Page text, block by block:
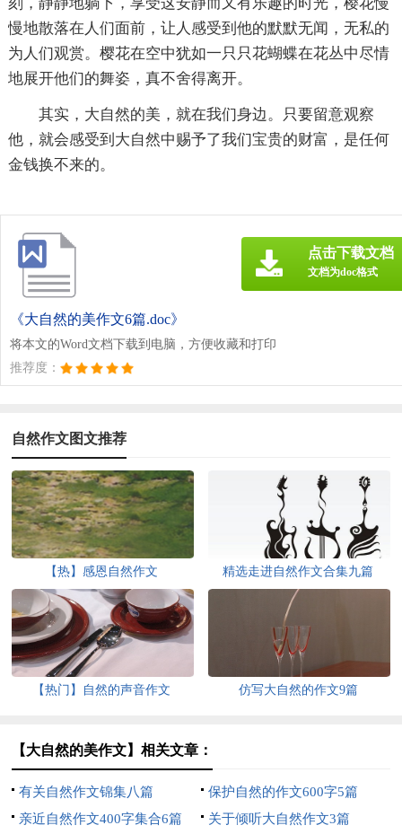
慢地散落在人们面前，让人感受到他的默默无闻，无私的
为人们观赏。樱花在空中犹如一只只花蝴蝶在花丛中尽情
地展开他们的舞姿，真不舍得离开。
其实，大自然的美，就在我们身边。只要留意观察
他，就会感受到大自然中赐予了我们宝贵的财富，是任何
金钱换不来的。
《大自然的美作文6篇.doc》
将本文的Word文档下载到电脑，方便收藏和打印
推荐度：
点击下载文档
文档为doc格式
自然作文图文推荐
【热】感恩自然作文 精选走进自然作文合集九篇
【热门】自然的声音作文 仿写大自然的作文9篇
【大自然的美作文】相关文章：
有关自然作文锦集八篇
保护自然的作文600字5篇
亲近自然作文400字集合6篇
关于倾听大自然作文3篇